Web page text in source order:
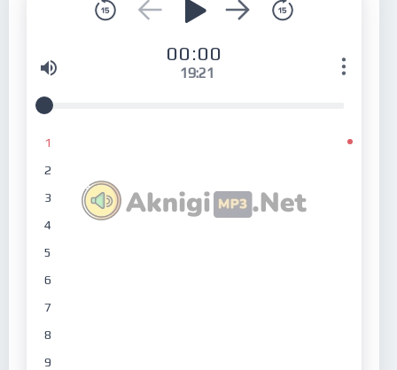
00:00
19:21
1
2
3
4
5
6
7
8
9